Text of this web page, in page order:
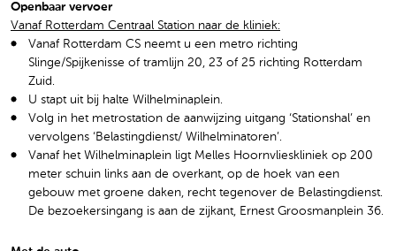
Openbaar vervoer
Vanaf Rotterdam Centraal Station naar de kliniek:
Vanaf Rotterdam CS neemt u een metro richting
Slinge/Spijkenisse of tramlijn 20, 23 of 25 richting Rotterdam
Zuid.
U stapt uit bij halte Wilhelminaplein.
Volg in het metrostation de aanwijzing uitgang ‘Stationshal’ en
vervolgens ‘Belastingdienst/ Wilhelminatoren’.
Vanaf het Wilhelminaplein ligt Melles Hoornvlieskliniek op 200
meter schuin links aan de overkant, op de hoek van een
gebouw met groene daken, recht tegenover de Belastingdienst.
De bezoekersingang is aan de zijkant, Ernest Groosmanplein 36.